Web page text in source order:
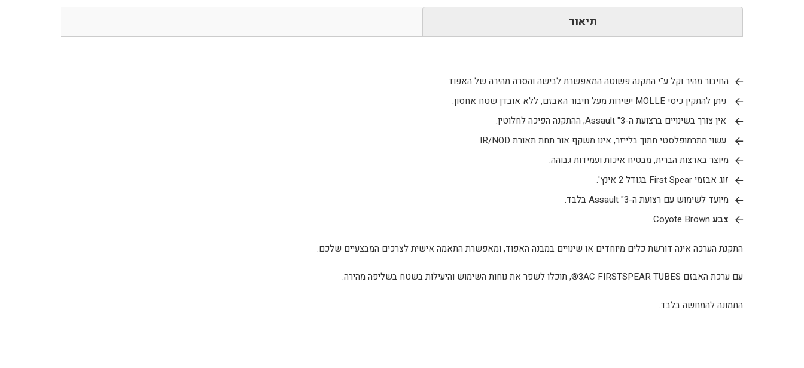
TUBES®
Ferro
תיאור
החיבור מהיר וקל ע"י התקנה פשוטה המאפשרת לבישה והסרה מהירה של האפוד.
ניתן להתקין כיסי MOLLE ישירות מעל חיבור האבזם, ללא אובדן שטח אחסון.
אין צורך בשינויים ברצועת ה-3" Assault; ההתקנה הפיכה לחלוטין.
עשוי מתרמופלסטי חתוך בלייזר, אינו משקף אור תחת תאורת IR/NOD.
מיוצר בארצות הברית, מבטיח איכות ועמידות גבוהה.
זוג אבזמי First Spear בגודל 2 אינץ'.
מיועד לשימוש עם רצועת ה-3" Assault בלבד.
צבע
התקנת הערכה אינה דורשת כלים מיוחדים או שינויים במבנה האפוד, ומאפשרת התאמה אישית לצרכים המבצעיים שלכם.
עם ערכת האבזם 3AC FIRSTSPEAR TUBES®, תוכלו לשפר את נוחות השימוש והיעילות בשטח בשליפה מהירה.
התמונה להמחשה בלבד.